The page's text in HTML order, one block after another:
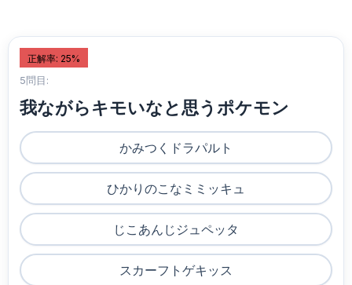
正解率: 25%
5問目:
我ながらキモいなと思うポケモン
かみつくドラパルト
ひかりのこなミミッキュ
じこあんじジュペッタ
スカーフトゲキッス